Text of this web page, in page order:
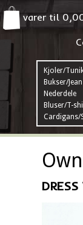
varer til
Kjoler/
Bukser/
Nederdele
Bluser/T-
Cardigans/